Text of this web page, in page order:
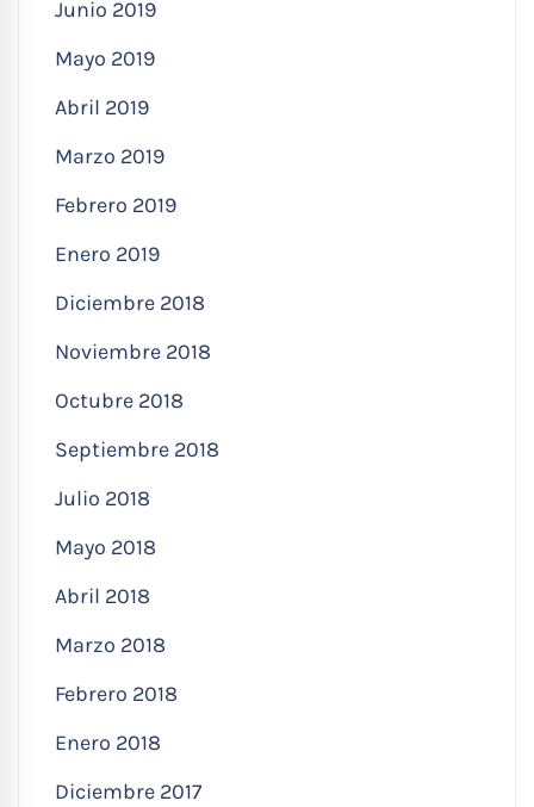
Junio 2019
Mayo 2019
Abril 2019
Marzo 2019
Febrero 2019
Enero 2019
Diciembre 2018
Noviembre 2018
Octubre 2018
Septiembre 2018
Julio 2018
Mayo 2018
Abril 2018
Marzo 2018
Febrero 2018
Enero 2018
Diciembre 2017